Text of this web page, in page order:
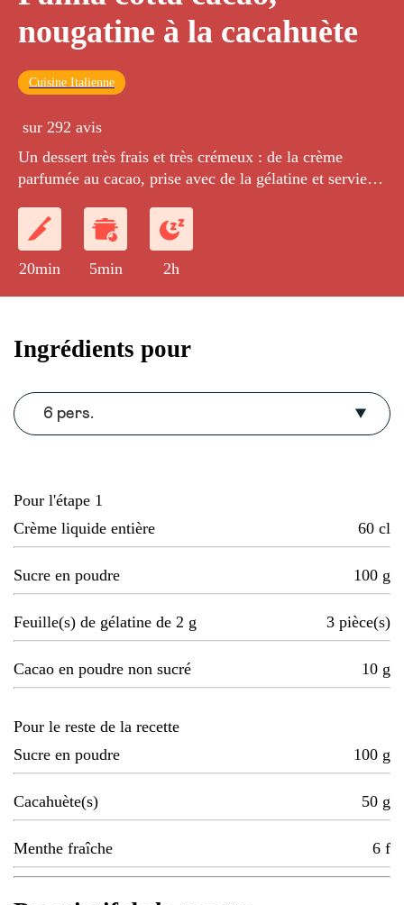
nougatine à la cacahuète
Cuisine Italienne
sur 292 avis
Un dessert très frais et très crémeux : de la crème
parfumée au cacao, prise avec de la gélatine et servie
20min 5min 2h
Ingrédients pour
6 pers.
Pour l'étape 1
Crème liquide entière
60 cl
Sucre en poudre 100 g
Feuille(s) de gélatine de 2 g 3 pièce(s)
Cacao en poudre non sucré 10 g
Pour le reste de la recette
Sucre en poudre
100 g
Cacahuète(s) 50 g
Menthe fraîche 6 f